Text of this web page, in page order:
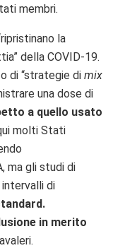
membri.
la
della COVID-19.
di “strategie di mix
una dose di
a quello usato
molti Stati
ma gli studi di
intervalli di
in merito